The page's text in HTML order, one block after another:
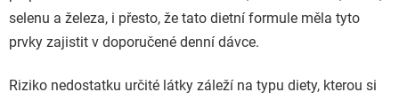
selenu a železa, i přesto, že tato dietní formule měla tyto
prvky zajistit v doporučené denní dávce.
Riziko nedostatku určité látky záleží na typu diety, kterou si